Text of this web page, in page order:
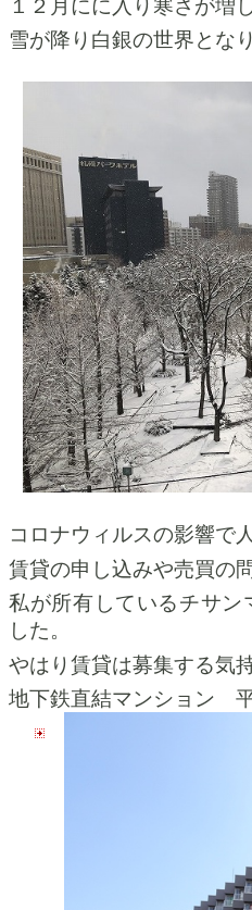
１２月にに入り寒さが増
雪が降り白銀の世界とな
コロナウィルスの影響で
賃貸の申し込みや売買の
私が所有しているチサ
した。
やはり賃貸は募集する気
地下鉄直結マンション